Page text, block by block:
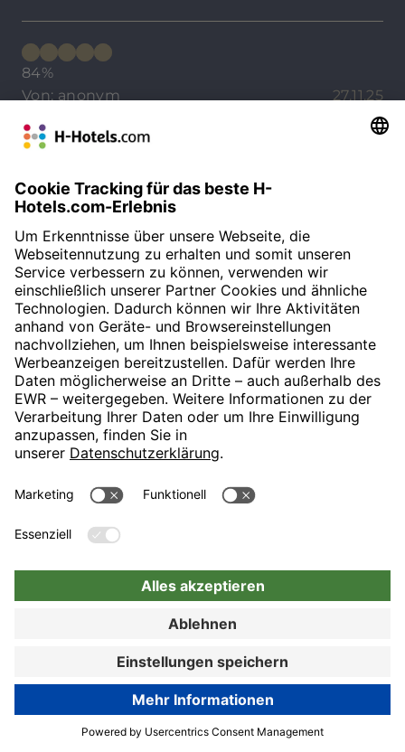
JETZT BUCHEN
84%
Von: anonym
27.11.25
DETAILS ANZEIGEN
Lieber Gast, vielen Dank für Ihren
Aufenthalt in unserem Haus und Ihre
anschließende Bewertung. Schön, dass
es Ihnen bei uns gefallen hat. Wir
würden uns freuen, Sie bei Ihrem
nächsten Aufenthalt erneut bei uns
willkommen heißen zu dürfen. Bis dahin
wünschen wir Ihnen alles Gute.
Freundliche Grüße aus Hamburg, Ihr
Team von den H-Hotels, Christina
Dinklage - Online Reputation Manager
UNSER KUNDEN-
ZUFRIEDENHEITSINDEX
Zur Buchung